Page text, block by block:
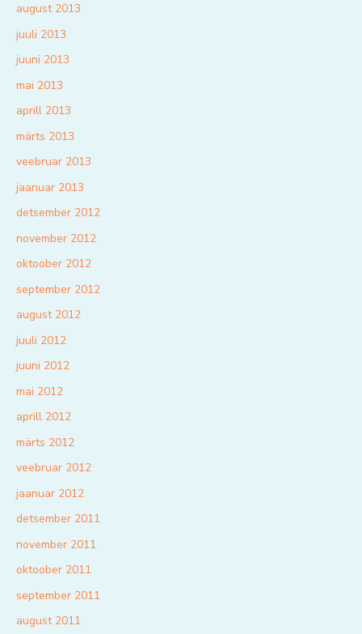
august 2013
juuli 2013
juuni 2013
mai 2013
aprill 2013
märts 2013
veebruar 2013
jaanuar 2013
detsember 2012
november 2012
oktoober 2012
september 2012
august 2012
juuli 2012
juuni 2012
mai 2012
aprill 2012
märts 2012
veebruar 2012
jaanuar 2012
detsember 2011
november 2011
oktoober 2011
september 2011
august 2011